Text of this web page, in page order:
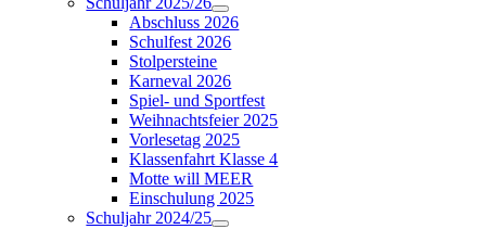
Abschluss 2026
Schulfest 2026
Stolpersteine
Karneval 2026
Spiel- und Sportfest
Weihnachtsfeier 2025
Vorlesetag 2025
Klassenfahrt Klasse 4
Motte will MEER
Einschulung 2025
Schuljahr 2024/25